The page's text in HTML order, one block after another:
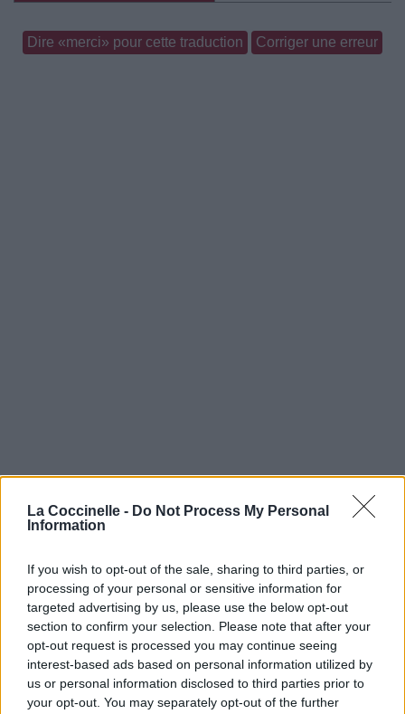
La Coccinelle - Do Not Process My Personal
Information
If you wish to opt-out of the sale, sharing to third parties, or
processing of your personal or sensitive information for
targeted advertising by us, please use the below opt-out
section to confirm your selection. Please note that after your
opt-out request is processed you may continue seeing
interest-based ads based on personal information utilized by
us or personal information disclosed to third parties prior to
your opt-out. You may separately opt-out of the further
Dire «merci» pour cette traduction Corriger une erreur